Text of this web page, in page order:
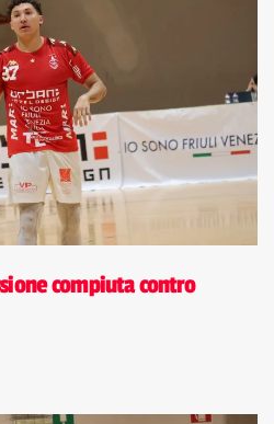
compiuta contro